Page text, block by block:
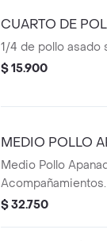
CUARTO DE
1/4 de pollo asado
$ 15.900
MEDIO POLLO
Medio Pollo
Acompañamientos.
$ 32.750